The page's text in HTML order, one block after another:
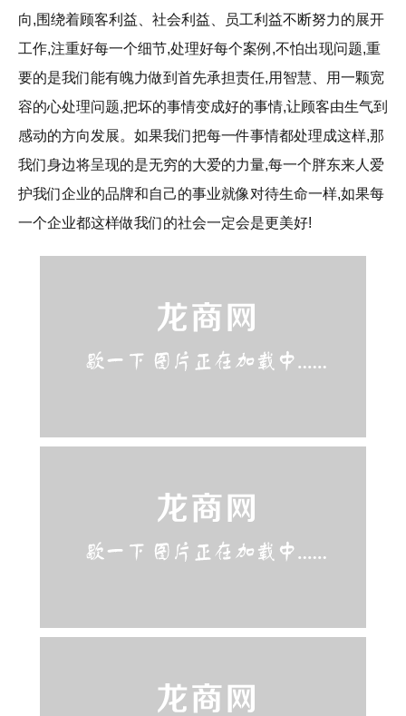
向,围绕着顾客利益、社会利益、员工利益不断努力的展开
工作,注重好每一个细节,处理好每个案例,不怕出现问题,重
要的是我们能有魄力做到首先承担责任,用智慧、用一颗宽
容的心处理问题,把坏的事情变成好的事情,让顾客由生气到
感动的方向发展。如果我们把每一件事情都处理成这样,那
我们身边将呈现的是无穷的大爱的力量,每一个胖东来人爱
护我们企业的品牌和自己的事业就像对待生命一样,如果每
一个企业都这样做我们的社会一定会是更美好!